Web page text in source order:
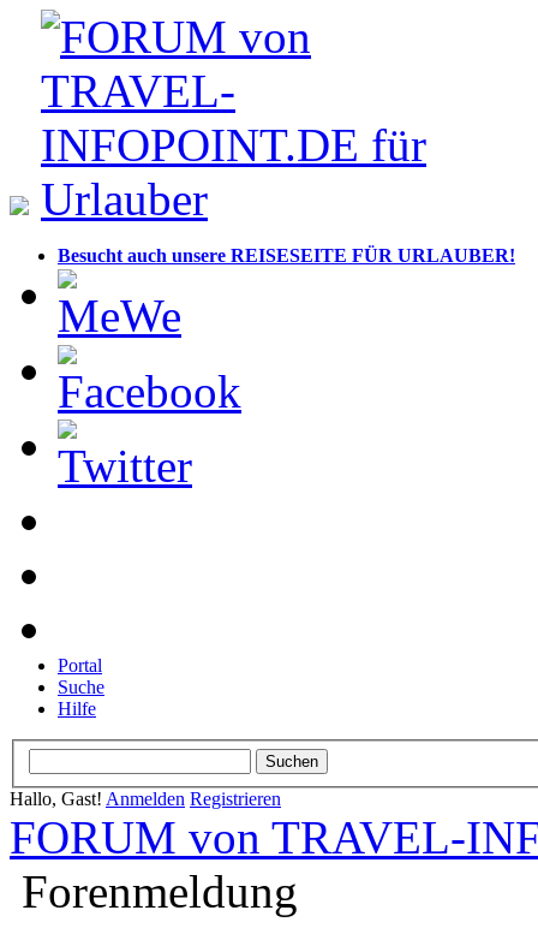
Besucht auch unsere REISESEITE FÜR URLAUBER!
Portal
Suche
Hilfe
Hallo, Gast! Anmelden Registrieren
FORUM von TRAVEL-
Forenmeldung